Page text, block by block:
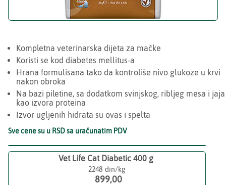
Kompletna veterinarska dijeta za mačke
Koristi se kod diabetes mellitus-a
Hrana formulisana tako da kontroliše nivo glukoze u krvi
nakon obroka
Na bazi piletine, sa dodatkom svinjskog, ribljeg mesa i jaja
kao izvora proteina
Izvor ugljenih hidrata su ovas i spelta
Sve cene su u RSD sa uračunatim PDV
Vet Life Cat Diabetic 400 g
2248
899,00